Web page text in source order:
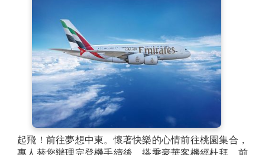
起飛！前往夢想中東。懷著快樂的心情前往桃園集合，